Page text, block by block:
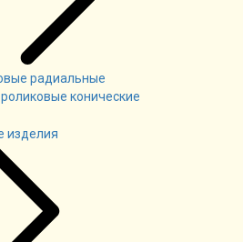
радиальные
конические
изделия